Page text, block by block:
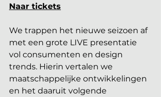
Naar tickets
We trappen het nieuwe seizoen af
met een grote LIVE presentatie
vol consumenten en design
trends. Hierin vertalen we
maatschappelijke ontwikkelingen
en het daaruit volgende